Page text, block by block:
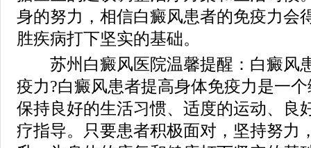
身的努力，相信白癜风患者的免疫力会
胜疾病打下坚实的基础。
苏州白癜风医院温馨提醒：白癜风
疫力?白癜风患者提高身体免疫力是一
保持良好的生活习惯、适度的运动、良
疗指导。只要患者积极面对，坚持努力